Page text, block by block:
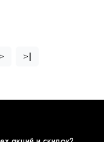
> >|